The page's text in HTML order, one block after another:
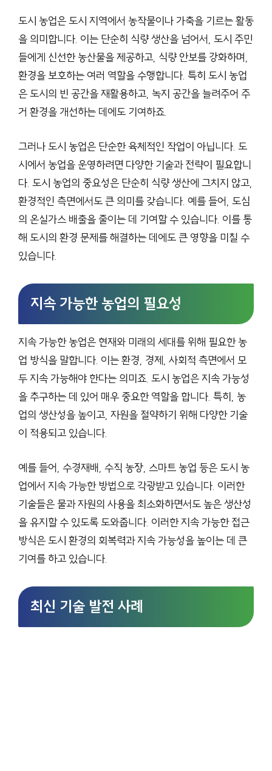
도시 농업은 도시 지역에서 농작물이나 가축을 기르는 활동
을 의미합니다. 이는 단순히 식량 생산을 넘어서, 도시 주민
들에게 신선한 농산물을 제공하고, 식량 안보를 강화하며,
환경을 보호하는 여러 역할을 수행합니다. 특히 도시 농업
은 도시의 빈 공간을 재활용하고, 녹지 공간을 늘려주어 주
거 환경을 개선하는 데에도 기여하죠.
그러나 도시 농업은 단순한 육체적인 작업이 아닙니다. 도
시에서 농업을 운영하려면 다양한 기술과 전략이 필요합니
다. 도시 농업의 중요성은 단순히 식량 생산에 그치지 않고,
환경적인 측면에서도 큰 의미를 갖습니다. 예를 들어, 도심
의 온실가스 배출을 줄이는 데 기여할 수 있습니다. 이를 통
해 도시의 환경 문제를 해결하는 데에도 큰 영향을 미칠 수
있습니다.
지속 가능한 농업의 필요성
지속 가능한 농업은 현재와 미래의 세대를 위해 필요한 농
업 방식을 말합니다. 이는 환경, 경제, 사회적 측면에서 모
두 지속 가능해야 한다는 의미죠. 도시 농업은 지속 가능성
을 추구하는 데 있어 매우 중요한 역할을 합니다. 특히, 농
업의 생산성을 높이고, 자원을 절약하기 위해 다양한 기술
이 적용되고 있습니다.
예를 들어, 수경재배, 수직 농장, 스마트 농업 등은 도시 농
업에서 지속 가능한 방법으로 각광받고 있습니다. 이러한
기술들은 물과 자원의 사용을 최소화하면서도 높은 생산성
을 유지할 수 있도록 도와줍니다. 이러한 지속 가능한 접근
방식은 도시 환경의 회복력과 지속 가능성을 높이는 데 큰
기여를 하고 있습니다.
최신 기술 발전 사례